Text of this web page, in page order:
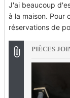
J'ai beaucoup
à la maison. Pour
réservations de
PIÈCES